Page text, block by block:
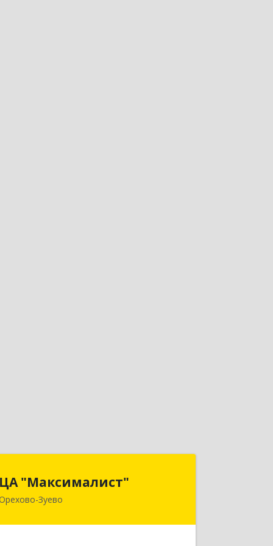
ЦА "Максималист"
Зуево
142600, Московская обл, Орехово-